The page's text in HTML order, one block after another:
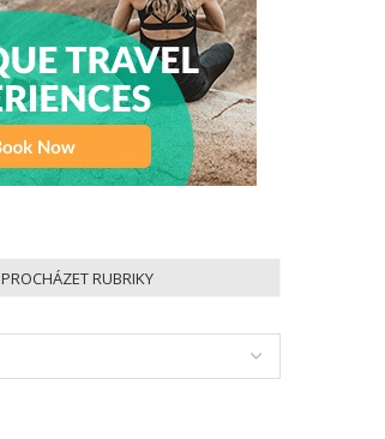
PROCHÁZET RUBRIKY